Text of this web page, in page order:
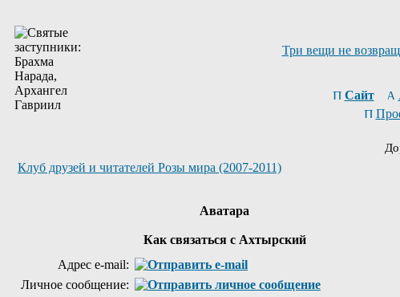
Три вещи не
Сайт
Клуб друзей и читателей Розы мира (2007-2011)
Аватара
Как связаться с Ахтырский
Адрес e-mail:
Личное сообщение: